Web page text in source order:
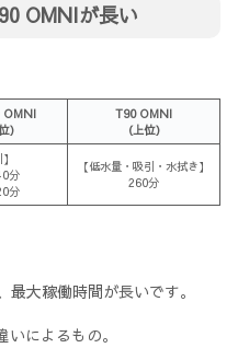
OMNIが長い
OMNI
）
T90 OMNI
（上位）
分
分
【低水量・吸引・水拭き】
260分
大稼働時間が長いです。
によるもの。